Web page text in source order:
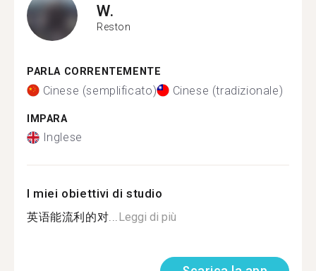
W.
Reston
PARLA CORRENTEMENTE
Cinese (semplificato) Cinese (tradizionale)
IMPARA
Inglese
I miei obiettivi di studio
英语能流利的对...Leggi di più